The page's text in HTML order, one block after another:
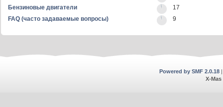
Бензиновые двигатели
17
FAQ (часто задаваемые вопросы)
9
Powered by SMF 2.0.18
X-Mas